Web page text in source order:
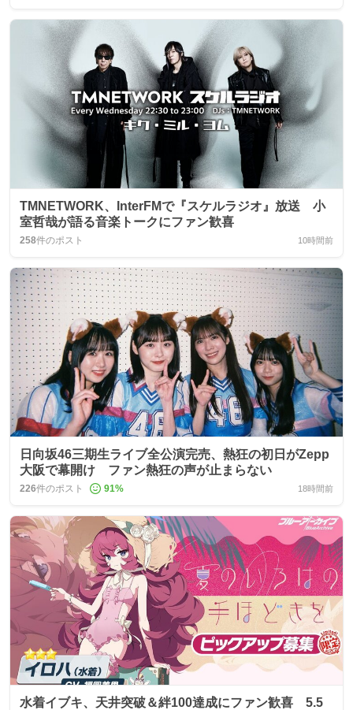
TMNETWORK、InterFMで『スケルラジオ』放送 小
室哲哉が語る音楽トークにファン歓喜
258件のポスト 10時間前
日向坂46三期生ライブ全公演完売、熱狂の初日がZepp
大阪で幕開け ファン熱狂の声が止まらない
226件のポスト 91% 18時間前
水着イブキ、天井突破＆絆100達成にファン歓喜 5.5